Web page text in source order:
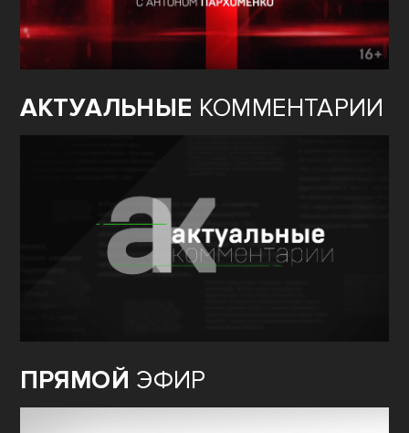
АКТУАЛЬНЫЕ КОММЕНТАРИИ
ПРЯМОЙ ЭФИР